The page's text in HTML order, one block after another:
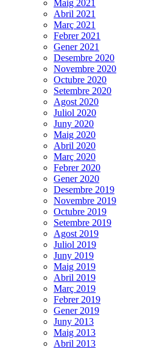
Maig 2021
Abril 2021
Març 2021
Febrer 2021
Gener 2021
Desembre 2020
Novembre 2020
Octubre 2020
Setembre 2020
Agost 2020
Juliol 2020
Juny 2020
Maig 2020
Abril 2020
Març 2020
Febrer 2020
Gener 2020
Desembre 2019
Novembre 2019
Octubre 2019
Setembre 2019
Agost 2019
Juliol 2019
Juny 2019
Maig 2019
Abril 2019
Març 2019
Febrer 2019
Gener 2019
Juny 2013
Maig 2013
Abril 2013